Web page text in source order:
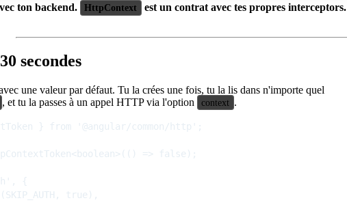
ton backend. HttpContext
est un contrat avec tes propres interceptors.
secondes
une valeur par défaut. Tu la crées une fois, tu la lis dans n'importe quel
, et tu la passes à un appel HTTP via l'option context .
} from '@angular/common/http';
=> false);
{
true),